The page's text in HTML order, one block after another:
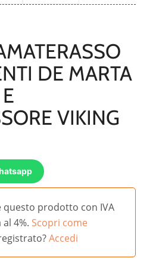
DE MARTA
VIKING
questo prodotto con IVA
4%. Scopri come
Accedi